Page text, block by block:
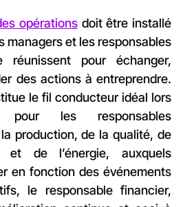
opérationsdoit être installé
managers et les responsables
réunissent pour échanger,
des actions à entreprendre.
le fil conducteur idéal lors
pour les responsables
production, de la qualité, de
et de l’énergie, auxquels
en fonction des événements
le responsable financier,